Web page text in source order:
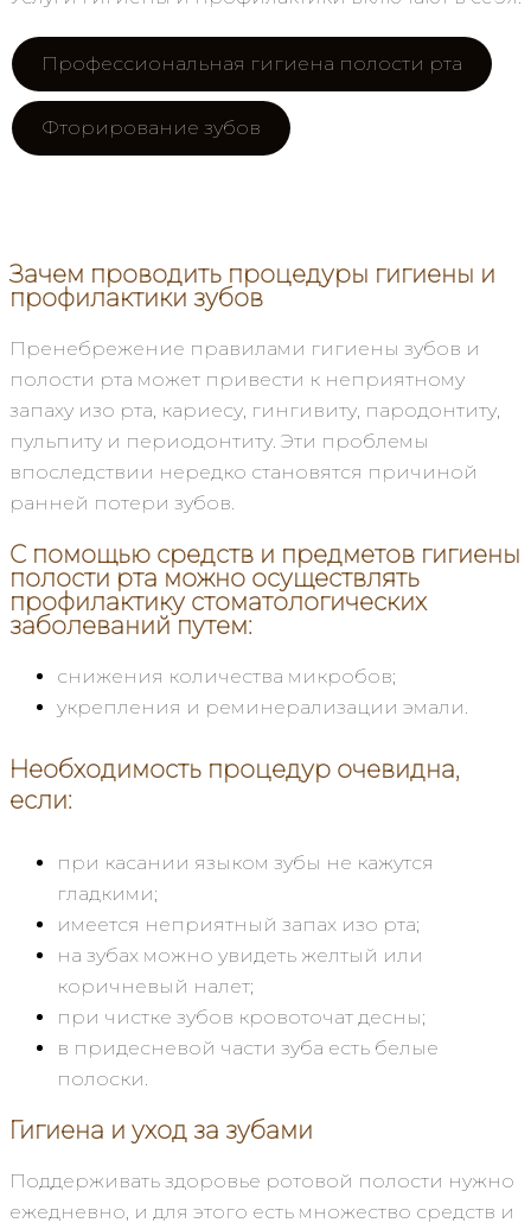
Профессиональная гигиена полости рта
Фторирование зубов
Зачем проводить процедуры гигиены и
профилактики зубов
Пренебрежение правилами гигиены зубов и
полости рта может привести к неприятному
запаху изо рта, кариесу, гингивиту, пародонтиту,
пульпиту и периодонтиту. Эти проблемы
впоследствии нередко становятся причиной
ранней потери зубов.
С помощью средств и предметов гигиены
полости рта можно осуществлять
профилактику стоматологических
заболеваний путем:
снижения количества микробов;
укрепления и реминерализации эмали.
Необходимость процедур очевидна,
если:
при касании языком зубы не кажутся
гладкими;
имеется неприятный запах изо рта;
на зубах можно увидеть желтый или
коричневый налет;
при чистке зубов кровоточат десны;
в придесневой части зуба есть белые
полоски.
Гигиена и уход за зубами
Поддерживать здоровье ротовой полости нужно
ежедневно, и для этого есть множество средств и